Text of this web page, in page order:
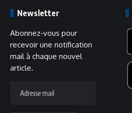
Newsletter
Abonnez-vous pour
recevoir une notification
mail à chaque nouvel
article.
mail